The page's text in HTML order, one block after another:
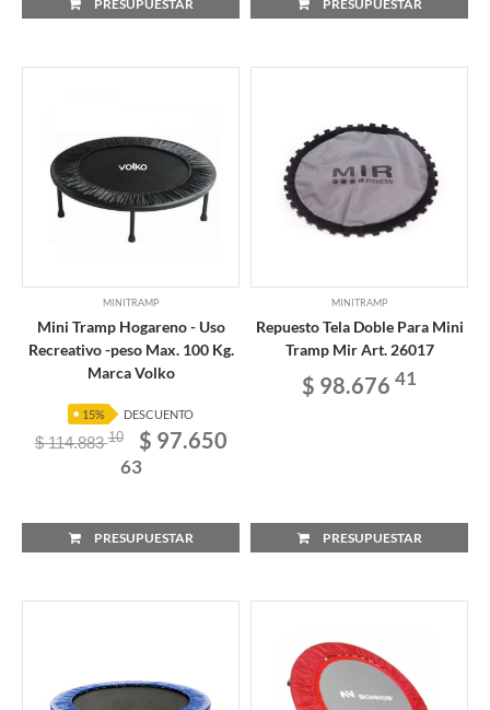
PRESUPUESTAR PRESUPUESTAR
MINITRAMP
Mini Tramp Hogareno - Uso
Recreativo -peso Max. 100 Kg.
Marca Volko
15% DESCUENTO
$ 114.88310 $ 97.650
63
PRESUPUESTAR
MINITRAMP
Repuesto Tela Doble Para Mini
Tramp Mir Art. 26017
$ 98.676 41
PRESUPUESTAR